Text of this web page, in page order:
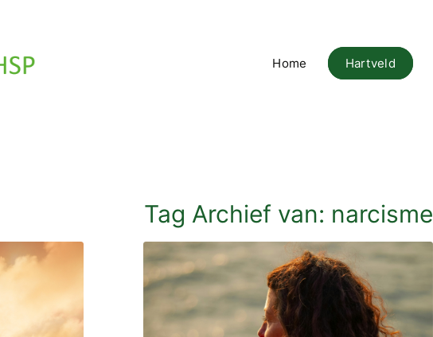
Home Hartveld
Tag Archief van: narcisme